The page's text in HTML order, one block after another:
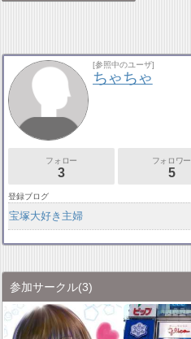
[参照中のユーザ]
ちゃちゃ
フォロー
3
フォロワー
5
登録ブログ
宝塚大好き主婦
参加サークル(3)